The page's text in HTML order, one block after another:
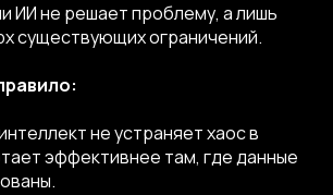
ИИ не решает проблему, а лишь
существующих ограничений.
не устраняет хаос в
эффективнее там, где данные